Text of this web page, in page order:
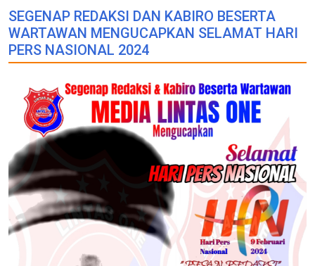
SEGENAP REDAKSI DAN KABIRO BESERTA
WARTAWAN MENGUCAPKAN SELAMAT HARI
PERS NASIONAL 2024